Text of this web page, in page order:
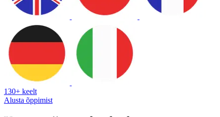
130+ keelt
Alusta õppimist